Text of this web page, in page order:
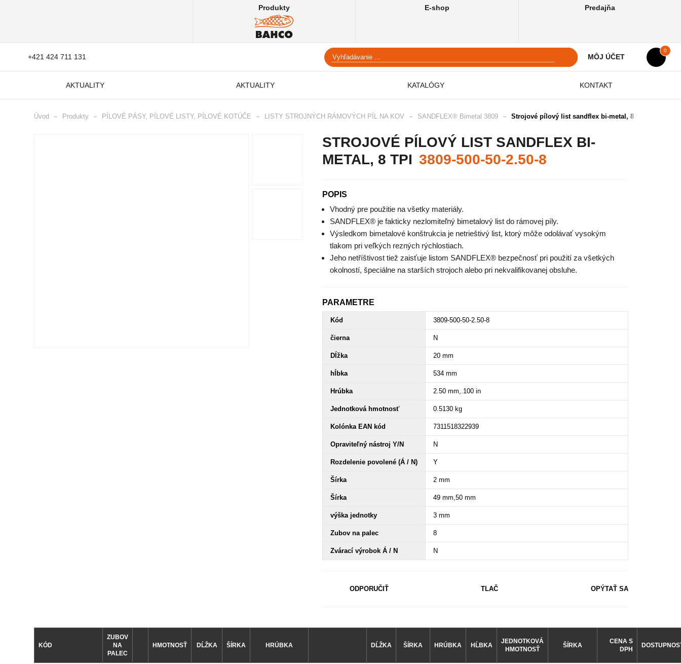
Produkty E-shop Predajňa
+421 424 711 131 MÔJ ÚČET
0
AKTUALITY AKTUALITY KATALÓGY KONTAKT
Úvod Produkty PÍLOVÉ PÁSY, PÍLOVÉ LISTY, PÍLOVÉ KOTÚČE LISTY STROJNÝCH RÁMOVÝCH PÍL NA KOV SANDFLEX® Bimetal 3809 Strojové pílový list sandflex bi-metal, 8 tpi
STROJOVÉ PÍLOVÝ LIST SANDFLEX BI-
METAL, 8 TPI 3809-500-50-2.50-8
POPIS
Vhodný pre použitie na všetky materiály.
SANDFLEX® je fakticky nezlomiteľný bimetalový list do rámovej píly.
Výsledkom bimetalové konštrukcia je netrieštivý list, ktorý môže odolávať vysokým
tlakom pri veľkých rezných rýchlostiach.
Jeho netříštivost tiež zaisťuje listom SANDFLEX® bezpečnosť pri použití za všetkých
okolností, špeciálne na starších strojoch alebo pri nekvalifikovanej obsluhe.
PARAMETRE
Kód 3809-500-50-2.50-8
čierna N
Dĺžka 20 mm
hĺbka 534 mm
Hrúbka 2.50 mm,.100 in
Jednotková hmotnosť 0.5130 kg
Kolónka EAN kód 7311518322939
Opraviteľný nástroj Y/N N
Rozdelenie povolené (Á / N) Y
Šírka 2 mm
Šírka 49 mm,50 mm
výška jednotky 3 mm
Zubov na palec 8
Zvárací výrobok Á / N N
ODPORUČIŤ TLAČ OPÝTAŤ SA
KÓD
ZUBOV
NA
PALEC
HMOTNOSŤ DĹŽKA ŠÍRKA HRÚBKA DĹŽKA ŠÍRKA HRÚBKA HĹBKA
JEDNOTKOVÁ
HMOTNOSŤ
ŠÍRKA
CENA S
DPH